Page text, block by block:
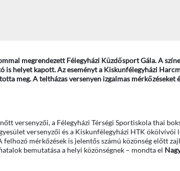
megrendezett Félegyházi Küzdősport Gála. A
helyet kapott. Az eseményt a Kiskunfélegyházi
meg. A teltházas versenyen izgalmas mérkőzéseket
versenyzői, a Félegyházi Térségi Sportiskola thai
versenyzői és a Kiskunfélegyházi HTK ökölvívói
mérkőzések is jelentős számú közönség előtt
bemutatása a helyi közönségnek – mondta el